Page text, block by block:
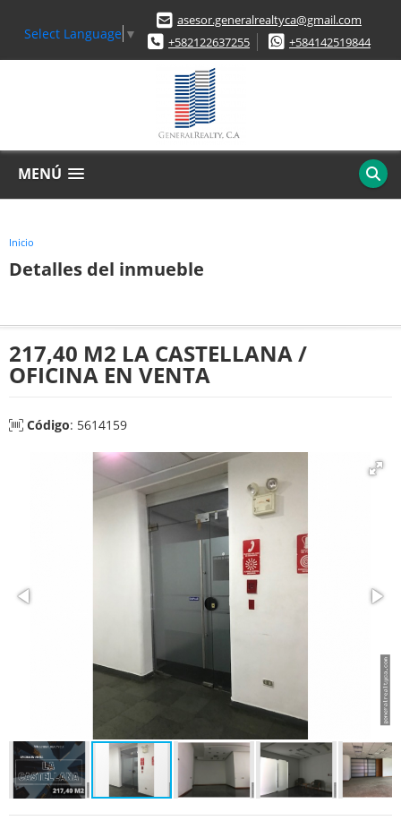
Select Language ▼
asesor.generalrealtyca@gmail.com
+582122637255
+584142519844
MENÚ
Inicio
Detalles del inmueble
217,40 M2 LA CASTELLANA /
OFICINA EN VENTA
Código: 5614159